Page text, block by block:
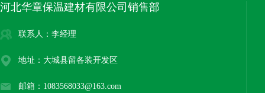
河北华章保温建材有限公司销售部
联系人：李经理
地址：大城县留各装开发区
邮箱：1083568033@163.com